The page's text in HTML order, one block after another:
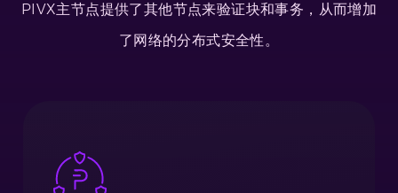
PIVX主节点提供了其他节点来验证块和事务，从而增加
了网络的分布式安全性。